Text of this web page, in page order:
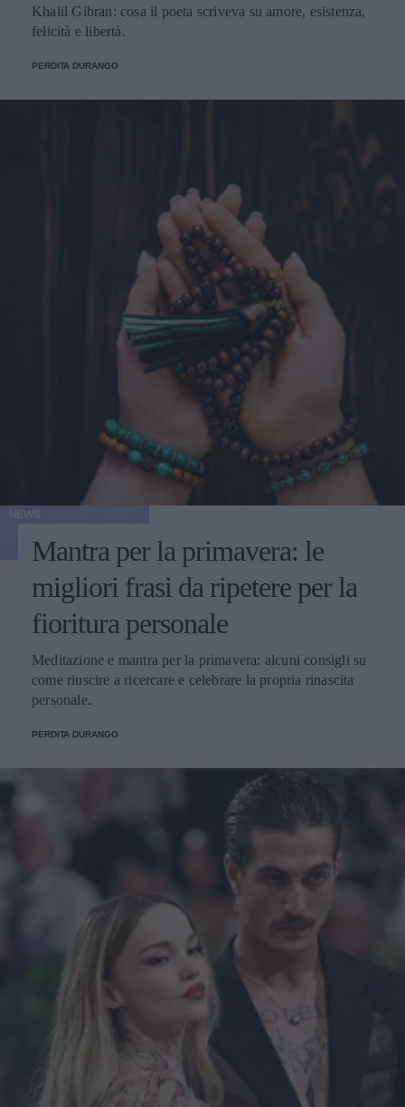
Khalil Gibran: cosa il poeta scriveva su amore, esistenza,
felicità e libertà.
PERDITA DURANGO
Mantra per la primavera: le
migliori frasi da ripetere per la
fioritura personale
Meditazione e mantra per la primavera: alcuni consigli su
come riuscire a ricercare e celebrare la propria rinascita
personale.
PERDITA DURANGO